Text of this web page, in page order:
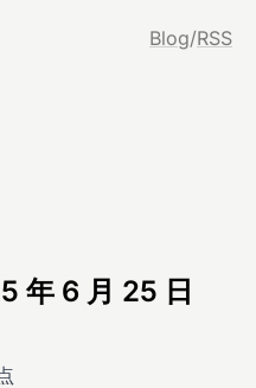
Blog/RSS
年 6 月 25 日